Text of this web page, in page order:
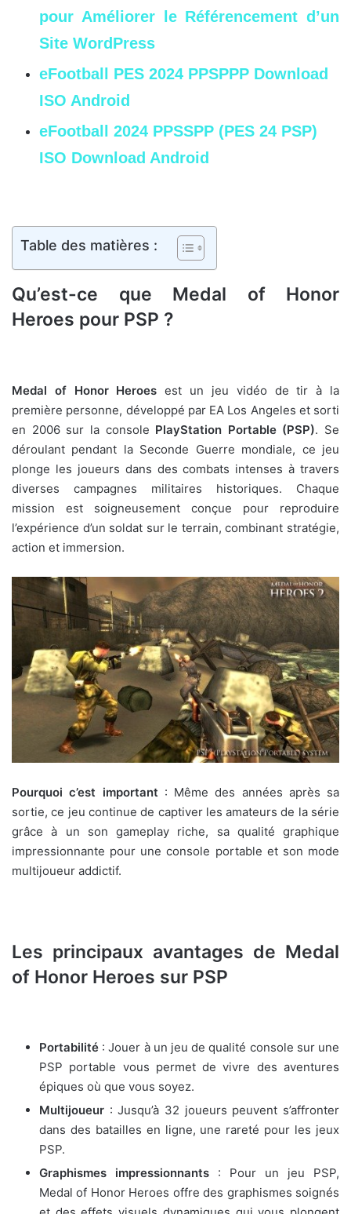
pour Améliorer le Référencement d’un
Site WordPress
eFootball PES 2024 PPSPPP Download
ISO Android
eFootball 2024 PPSSPP (PES 24 PSP)
ISO Download Android
Table des matières :
Qu’est-ce que Medal of Honor
Heroes pour PSP ?
Medal of Honor Heroes est un jeu vidéo de tir à la
première personne, développé par EA Los Angeles et sorti
en 2006 sur la console PlayStation Portable (PSP). Se
déroulant pendant la Seconde Guerre mondiale, ce jeu
plonge les joueurs dans des combats intenses à travers
diverses campagnes militaires historiques. Chaque
mission est soigneusement conçue pour reproduire
l’expérience d’un soldat sur le terrain, combinant stratégie,
action et immersion.
Pourquoi c’est important : Même des années après sa
sortie, ce jeu continue de captiver les amateurs de la série
grâce à un son gameplay riche, sa qualité graphique
impressionnante pour une console portable et son mode
multijoueur addictif.
Les principaux avantages de Medal
of Honor Heroes sur PSP
Portabilité : Jouer à un jeu de qualité console sur une
PSP portable vous permet de vivre des aventures
épiques où que vous soyez.
Multijoueur : Jusqu’à 32 joueurs peuvent s’affronter
dans des batailles en ligne, une rareté pour les jeux
PSP.
Graphismes impressionnants : Pour un jeu PSP,
Medal of Honor Heroes offre des graphismes soignés